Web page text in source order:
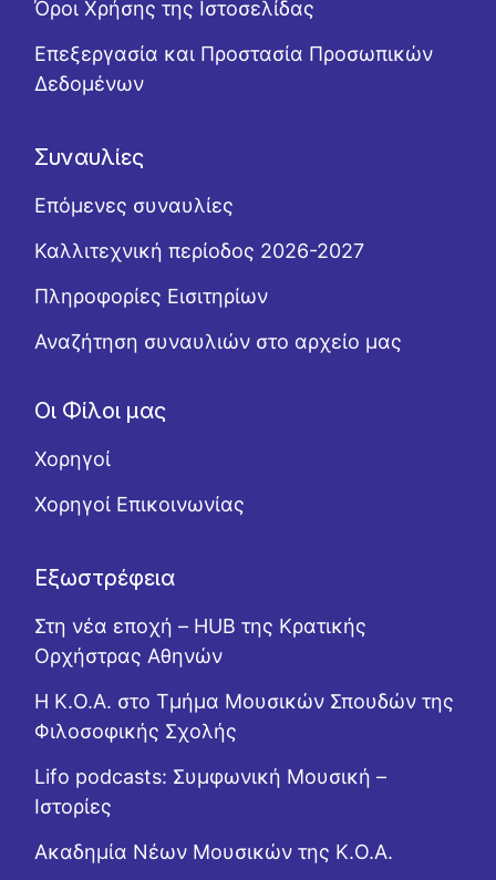
Όροι Χρήσης της Ιστοσελίδας
Επεξεργασία και Προστασία Προσωπικών
Δεδομένων
Συναυλίες
Επόμενες συναυλίες
Καλλιτεχνική περίοδος 2026-2027
Πληροφορίες Εισιτηρίων
Αναζήτηση συναυλιών στο αρχείο μας
Οι Φίλοι μας
Χορηγοί
Χορηγοί Επικοινωνίας
Εξωστρέφεια
Στη νέα εποχή – HUB της Κρατικής
Ορχήστρας Αθηνών
Η Κ.Ο.Α. στο Τμήμα Μουσικών Σπουδών της
Φιλοσοφικής Σχολής
Lifo podcasts: Συμφωνική Μουσική –
Ιστορίες
Ακαδημία Νέων Μουσικών της Κ.Ο.Α.